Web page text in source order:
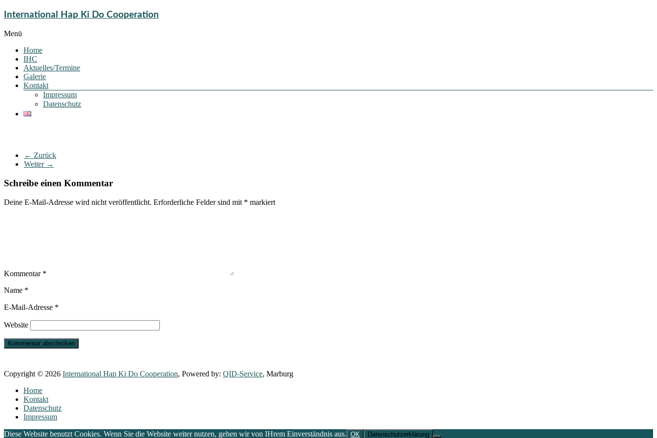
International Hap Ki Do Cooperation
Menü
Home
IHC
Aktuelles/Termine
Galerie
Kontakt
Impressum
Datenschutz
← Zurück
Weiter →
Schreibe einen Kommentar
Deine E-Mail-Adresse wird nicht veröffentlicht. Erforderliche Felder sind mit * markiert
Kommentar *
Name *
E-Mail-Adresse *
Website
Copyright © 2026 International Hap Ki Do Cooperation, Powered by: QID-Service, Marburg
Home
Kontakt
Datenschutz
Impressum
Diese Website benutzt Cookies. Wenn Sie die Website weiter nutzen, gehen wir von IHrem Einverständnis aus. OK Datenschutzerklärung